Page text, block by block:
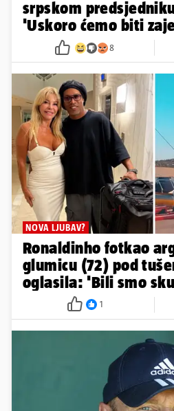
srpskom
'Uskoro ćemo biti
8
NOVA LJUBAV?
Ronaldinho fotkao
glumicu (72) pod
oglasila: 'Bili smo
1